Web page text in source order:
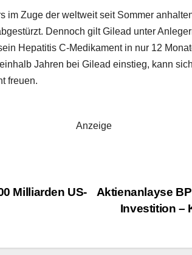
im Zuge der weltweit seit Sommer
Dennoch gilt Gilead unter
Hepatitis C-Medikament in nur 12
Jahren bei Gilead einstieg, kann
freuen.
Anzeige
Aktienanlayse
Investition –
Milliarden US-